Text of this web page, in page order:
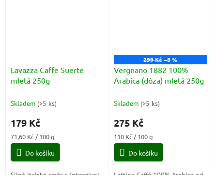
Lavazza Caffe Suerte
mletá 250g
Skladem (>5 ks)
179 Kč
Měrná
cena:
71,60 Kč / 100 g
Do košíku
299 Kč –8 %
Vergnano 1882 100%
Arabica (dóza) mletá 250g
Skladem (>5 ks)
275 Kč
Měrná
cena:
110 Kč / 100 g
Do košíku